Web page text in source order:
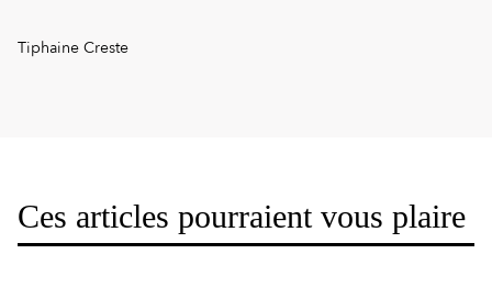
Tiphaine Creste
Ces articles pourraient vous plaire